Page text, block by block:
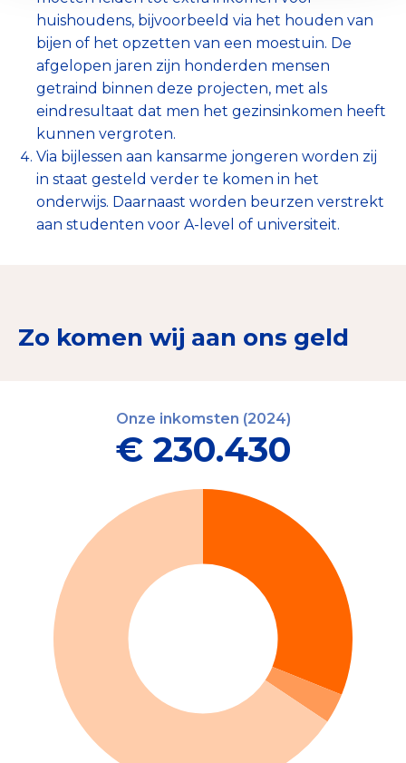
huishoudens, bijvoorbeeld via het houden van
bijen of het opzetten van een moestuin. De
afgelopen jaren zijn honderden mensen
getraind binnen deze projecten, met als
eindresultaat dat men het gezinsinkomen heeft
kunnen vergroten.
Via bijlessen aan kansarme jongeren worden zij
in staat gesteld verder te komen in het
onderwijs. Daarnaast worden beurzen verstrekt
aan studenten voor A-level of universiteit.
Zo komen wij aan ons geld
Onze inkomsten (2024)
€ 230.430